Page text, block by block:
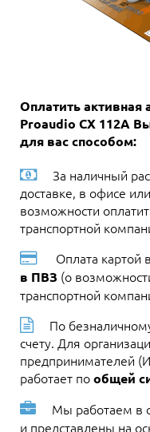
Оплатить активная
Proaudio CX 112A
для вас способом:
За наличный
доставке, в офисе
возможности
транспортной
Оплата картой
в ПВЗ (о
транспортной
По
счету. Для
предпринимателей
работает пообщей
Мы работаем в
и представлены на